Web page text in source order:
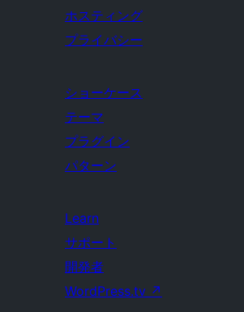
ホスティング
プライバシー
ショーケース
テーマ
プラグイン
パターン
Learn
サポート
開発者
WordPress.tv ↗